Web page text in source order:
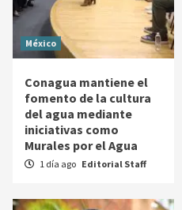
México
Conagua mantiene el
fomento de la cultura
del agua mediante
iniciativas como
Murales por el Agua
1 día ago Editorial Staff